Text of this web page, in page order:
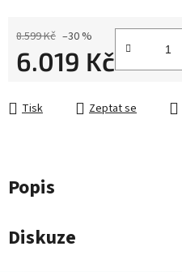
8.599 Kč –30 %
6.019 Kč
Tisk Zeptat se
Popis
Diskuze